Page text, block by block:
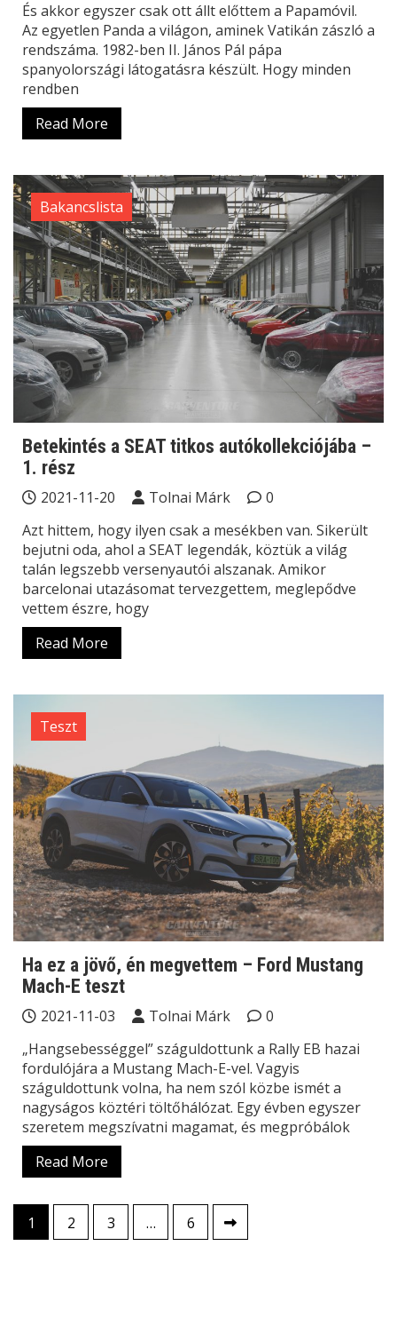
És akkor egyszer csak ott állt előttem a Papamóvil.
Az egyetlen Panda a világon, aminek Vatikán zászló a
rendszáma. 1982-ben II. János Pál pápa
spanyolországi látogatásra készült. Hogy minden
rendben
Read More
Bakancslista
Betekintés a SEAT titkos autókollekciójába –
1. rész
2021-11-20 Tolnai Márk
0
Azt hittem, hogy ilyen csak a mesékben van. Sikerült
bejutni oda, ahol a SEAT legendák, köztük a világ
talán legszebb versenyautói alszanak. Amikor
barcelonai utazásomat tervezgettem, meglepődve
vettem észre, hogy
Read More
Teszt
Ha ez a jövő, én megvettem – Ford Mustang
Mach-E teszt
2021-11-03 Tolnai Márk
0
„Hangsebességgel” száguldottunk a Rally EB hazai
fordulójára a Mustang Mach-E-vel. Vagyis
száguldottunk volna, ha nem szól közbe ismét a
nagyságos köztéri töltőhálózat. Egy évben egyszer
szeretem megszívatni magamat, és megpróbálok
Read More
Bejegyzések
lapozása
1 2 3 … 6